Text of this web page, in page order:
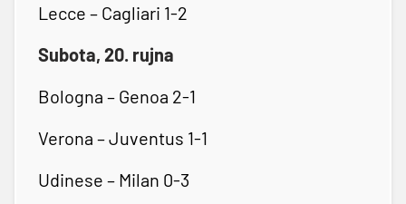
Lecce – Cagliari 1-2
Subota, 20. rujna
Bologna – Genoa 2-1
Verona – Juventus 1-1
Udinese – Milan 0-3